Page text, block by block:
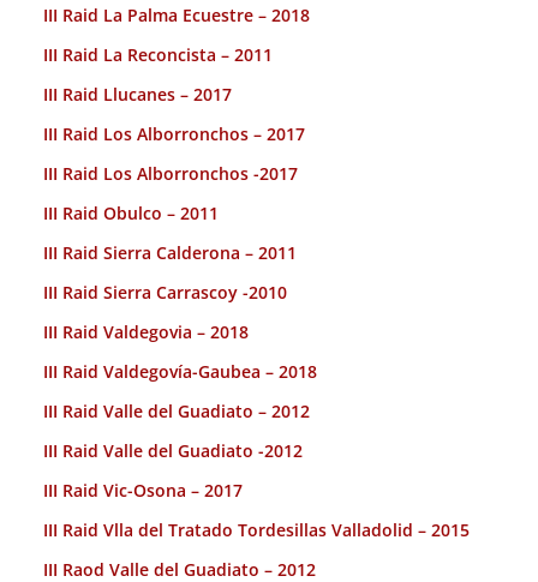
III Raid La Palma Ecuestre – 2018
III Raid La Reconcista – 2011
III Raid Llucanes – 2017
III Raid Los Alborronchos – 2017
III Raid Los Alborronchos -2017
III Raid Obulco – 2011
III Raid Sierra Calderona – 2011
III Raid Sierra Carrascoy -2010
III Raid Valdegovia – 2018
III Raid Valdegovía-Gaubea – 2018
III Raid Valle del Guadiato – 2012
III Raid Valle del Guadiato -2012
III Raid Vic-Osona – 2017
III Raid Vlla del Tratado Tordesillas Valladolid – 2015
III Raod Valle del Guadiato – 2012